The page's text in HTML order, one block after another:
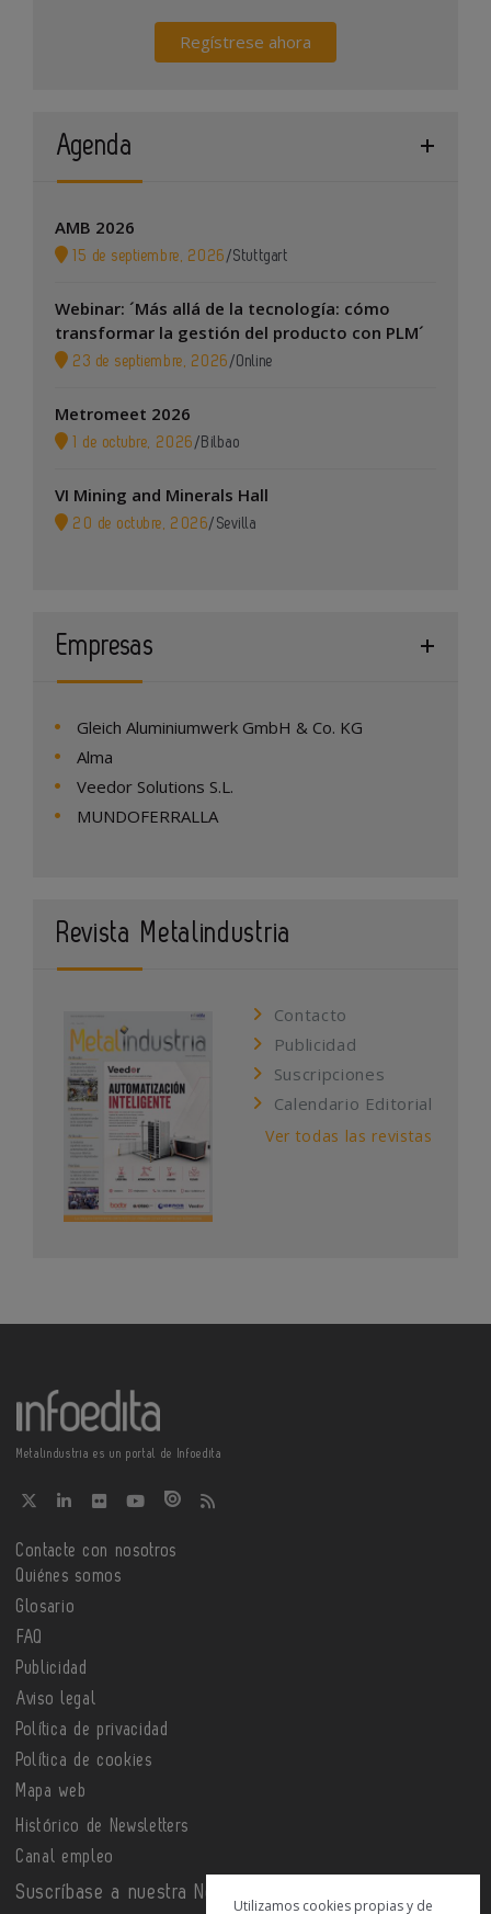
Regístrese ahora
Agenda
AMB 2026
15 de septiembre, 2026 /Stuttgart
Webinar: ´Más allá de la tecnología: cómo
transformar la gestión del producto con PLM´
23 de septiembre, 2026 /Online
Metromeet 2026
1 de octubre, 2026 / Bilbao
VI Mining and Minerals Hall
20 de octubre, 2026/ Sevilla
Empresas
Gleich Aluminiumwerk GmbH & Co. KG
Alma
Veedor Solutions S.L.
MUNDOFERRALLA
Revista Metalindustria
Contacto
Publicidad
Suscripciones
Calendario Editorial
Ver todas las revistas
Metalindustria es un portal de Infoedita
Contacte con nosotros
Quiénes somos
Glosario
FAQ
Publicidad
Aviso legal
Política de privacidad
Política de cookies
Mapa web
Histórico de Newsletters
Canal empleo
Suscríbase a nuestra Newsletter
Utilizamos cookies propias y de